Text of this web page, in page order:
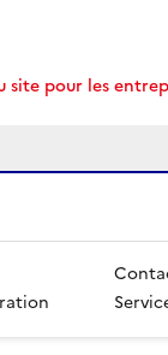
site pour les